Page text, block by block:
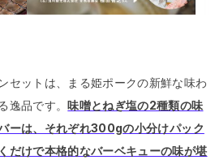
セットは、まる姫ポークの新鮮な味わ
逸品です。味噌とねぎ塩の2種類の味
ーは、それぞれ300gの小分けパック
だけで本格的なバーベキューの味が堪